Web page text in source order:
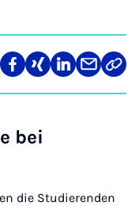
Teilen
auf
Teilen
auf
Teilen
auf
Teilen
über
Link
bei
die Studierenden